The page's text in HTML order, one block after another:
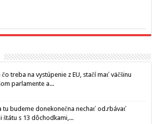
čo treba na vystúpenie z EU, stačí mať väčšinu
parlamente a...
tu budeme donekonečna nechať od.rbávať
štátu s 13 dôchodkami,...